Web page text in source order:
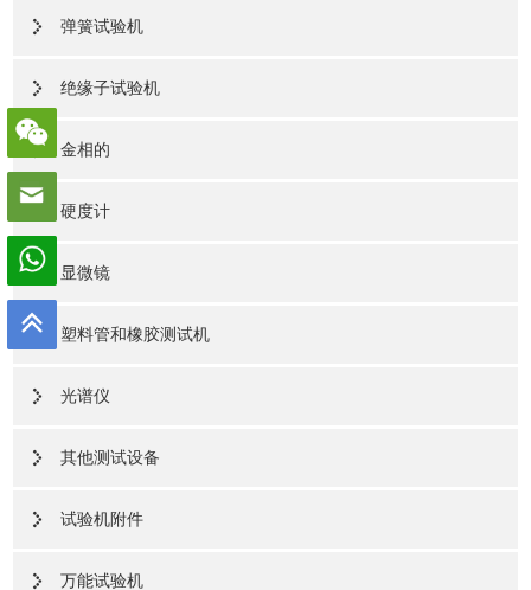
弹簧试验机
绝缘子试验机
金相的
硬度计
显微镜
塑料管和橡胶测试机
光谱仪
其他测试设备
试验机附件
万能试验机